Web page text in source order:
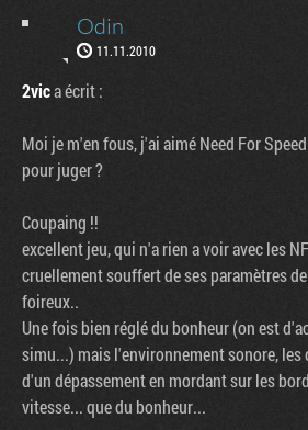
Odin
11.11.2010
2vica écrit :
Moi je m'en fous, j'ai aimé Need For
pour juger ?
Coupaing !!
excellent jeu, qui n'a rien a voir avec les
cruellement souffert de ses paramètres
foireux..
Une fois bien réglé du bonheur (on est
simu...) mais l'environnement sonore, les
d'un dépassement en mordant sur les
vitesse... que du bonheur...